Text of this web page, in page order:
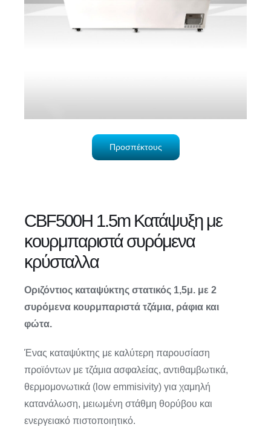
Προσπέκτους
CBF500H 1.5m Κατάψυξη με
κουρμπαριστά συρόμενα
κρύσταλλα
Οριζόντιος καταψύκτης στατικός 1,5μ. με 2
συρόμενα κουρμπαριστά τζάμια, ράφια και
φώτα.
Ένας καταψύκτης με καλύτερη παρουσίαση
προϊόντων με τζάμια ασφαλείας, αντιθαμβωτικά,
θερμομονωτικά (low emmisivity) για χαμηλή
κατανάλωση, μειωμένη στάθμη θορύβου και
ενεργειακό πιστοποιητικό.